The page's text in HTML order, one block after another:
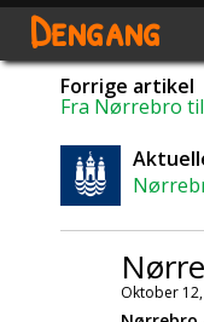
Dengang
Forrige artikel
Fra Nørrebro
Oktober